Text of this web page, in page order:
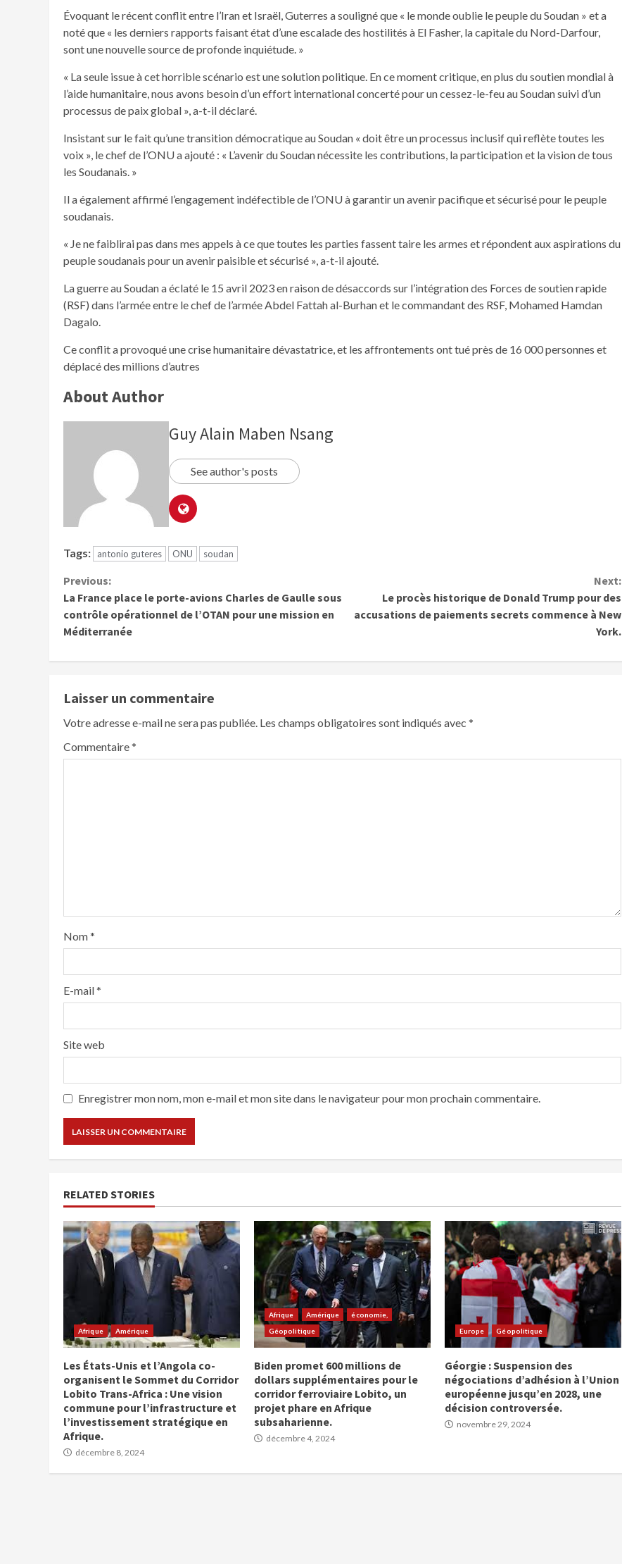
Évoquant le récent conflit entre l’Iran et Israël, Guterres a souligné que « le monde oublie le peuple du Soudan » et a
noté que « les derniers rapports faisant état d’une escalade des hostilités à El Fasher, la capitale du Nord-Darfour,
sont une nouvelle source de profonde inquiétude. »
« La seule issue à cet horrible scénario est une solution politique. En ce moment critique, en plus du soutien mondial à
l’aide humanitaire, nous avons besoin d’un effort international concerté pour un cessez-le-feu au Soudan suivi d’un
processus de paix global », a-t-il déclaré.
Insistant sur le fait qu’une transition démocratique au Soudan « doit être un processus inclusif qui reflète toutes les
voix », le chef de l’ONU a ajouté : « L’avenir du Soudan nécessite les contributions, la participation et la vision de tous
les Soudanais. »
Il a également affirmé l’engagement indéfectible de l’ONU à garantir un avenir pacifique et sécurisé pour le peuple
soudanais.
« Je ne faiblirai pas dans mes appels à ce que toutes les parties fassent taire les armes et répondent aux aspirations du
peuple soudanais pour un avenir paisible et sécurisé », a-t-il ajouté.
La guerre au Soudan a éclaté le 15 avril 2023 en raison de désaccords sur l’intégration des Forces de soutien rapide
(RSF) dans l’armée entre le chef de l’armée Abdel Fattah al-Burhan et le commandant des RSF, Mohamed Hamdan
Dagalo.
Ce conflit a provoqué une crise humanitaire dévastatrice, et les affrontements ont tué près de 16 000 personnes et
déplacé des millions d’autres
About Author
Guy Alain Maben Nsang
See author's posts
Tags: antonio guteres ONU soudan
Previous:
La France place le porte-avions Charles de Gaulle sous
contrôle opérationnel de l’OTAN pour une mission en
Méditerranée
Next:
Le procès historique de Donald Trump pour des
accusations de paiements secrets commence à New
York.
Laisser un commentaire
Votre adresse e-mail ne sera pas publiée. Les champs obligatoires sont indiqués avec *
Commentaire*
Nom*
E-mail*
Site web
Enregistrer mon nom, mon e-mail et mon site dans le navigateur pour mon prochain commentaire.
RELATED STORIES
Afrique Amérique
Les États-Unis et l’Angola co-
organisent le Sommet du Corridor
Lobito Trans-Africa : Une vision
commune pour l’infrastructure et
l’investissement stratégique en
Afrique.
décembre 8, 2024
Afrique Amérique
économie,
Géopolitique
Biden promet 600 millions de
dollars supplémentaires pour le
corridor ferroviaire Lobito, un
projet phare en Afrique
subsaharienne.
décembre 4, 2024
Europe Géopolitique
Géorgie : Suspension des
négociations d’adhésion à l’Union
européenne jusqu’en 2028, une
décision controversée.
novembre 29, 2024